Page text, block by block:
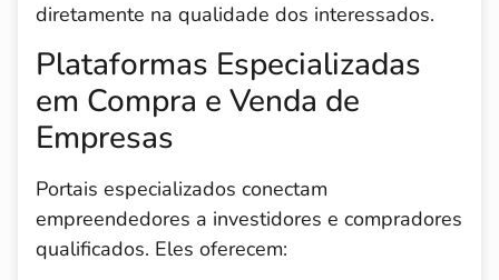
diretamente na qualidade dos interessados.
Plataformas Especializadas
em Compra e Venda de
Empresas
Portais especializados conectam
empreendedores a investidores e compradores
qualificados. Eles oferecem: